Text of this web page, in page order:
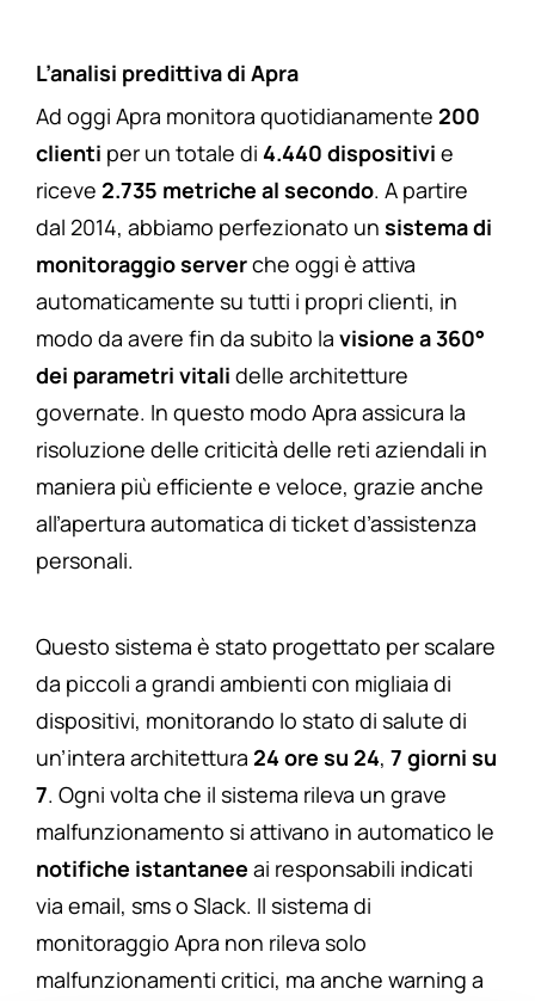
L’analisi predittiva di Apra
Ad oggi Apra monitora quotidianamente 200
clienti per un totale di 4.440 dispositivi e
riceve 2.735 metriche al secondo. A partire
dal 2014, abbiamo perfezionato un sistema di
monitoraggio serverche oggi è attiva
automaticamente su tutti i propri clienti, in
modo da avere fin da subito la visione a 360°
dei parametri vitali delle architetture
governate. In questo modo Apra assicura la
risoluzione delle criticità delle reti aziendali in
maniera più efficiente e veloce, grazie anche
all’apertura automatica di ticket d’assistenza
personali.
Questo sistema è stato progettato per scalare
da piccoli a grandi ambienti con migliaia di
dispositivi, monitorando lo stato di salute di
un’intera architettura 24 ore su 24, 7 giorni su
7. Ogni volta che il sistema rileva un grave
malfunzionamento si attivano in automatico le
notifiche istantanee ai responsabili indicati
via email, sms o Slack. Il sistema di
monitoraggio Apra non rileva solo
malfunzionamenti critici, ma anche warning a